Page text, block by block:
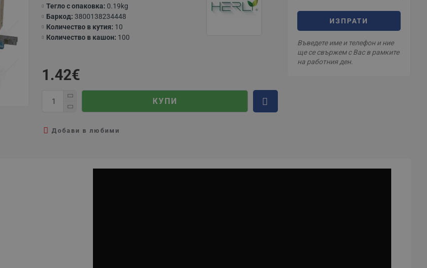
Тегло с опаковка: 0.19kg
Баркод: 3800138234448
Количество в кашон: 100
Количество в кутия: 10
1.42€
КУПИ
Добави в любими
ИЗПРАТИ
Въведете име и телефон и ние
ще се свържем с Вас в рамките
на работния ден.